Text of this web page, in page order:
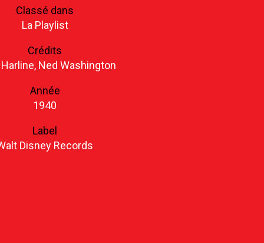
Classé dans
La Playlist
Crédits
Ned Washington
Année
1940
Label
Disney Records